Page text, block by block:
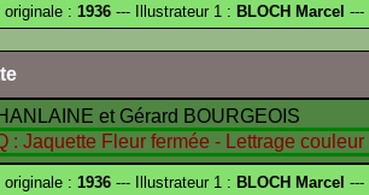
: 1936 --- Illustrateur 1 : BLOCH Marcel ---
et Gérard BOURGEOIS
: 1936 --- Illustrateur 1 : BLOCH Marcel ---